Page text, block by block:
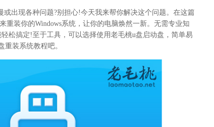
出现各种问题?别担心!今天我来帮你解决这个问题。在这篇
重装你的Windows系统，让你的电脑焕然一新。无需专业知
松搞定!至于工具，可以选择使用老毛桃u盘启动盘，简单易
重装系统教程吧。